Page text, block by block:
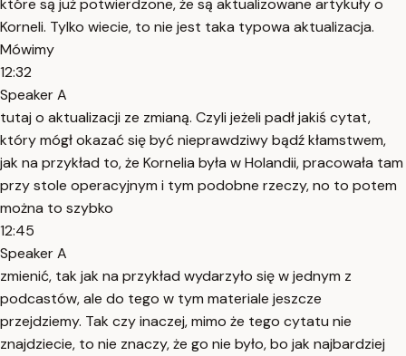
które są już potwierdzone, że są aktualizowane artykuły o
Korneli. Tylko wiecie, to nie jest taka typowa aktualizacja.
Mówimy
12:32
Speaker A
tutaj o aktualizacji ze zmianą. Czyli jeżeli padł jakiś cytat,
który mógł okazać się być nieprawdziwy bądź kłamstwem,
jak na przykład to, że Kornelia była w Holandii, pracowała tam
przy stole operacyjnym i tym podobne rzeczy, no to potem
można to szybko
12:45
Speaker A
zmienić, tak jak na przykład wydarzyło się w jednym z
podcastów, ale do tego w tym materiale jeszcze
przejdziemy. Tak czy inaczej, mimo że tego cytatu nie
znajdziecie, to nie znaczy, że go nie było, bo jak najbardziej